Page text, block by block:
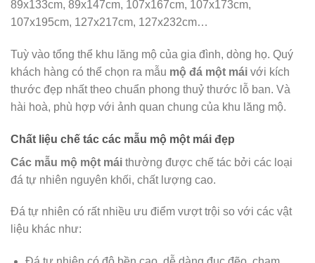
89x133cm, 89x147cm, 107x167cm, 107x173cm,
107x195cm, 127x217cm, 127x232cm…
Tuỳ vào tổng thể khu lăng mộ của gia đình, dòng họ. Quý
khách hàng có thể chọn ra mẫu mộ đá một mái với kích
thước đẹp nhất theo chuẩn phong thuỷ thước lỗ ban. Và
hài hoà, phù hợp với ảnh quan chung của khu lăng mộ.
Chất liệu chế tác các mẫu mộ một mái đẹp
Các mẫu mộ một mái thường được chế tác bởi các loại
đá tự nhiên nguyên khối, chất lượng cao.
Đá tự nhiên có rất nhiều ưu điểm vượt trội so với các vật
liệu khác như: